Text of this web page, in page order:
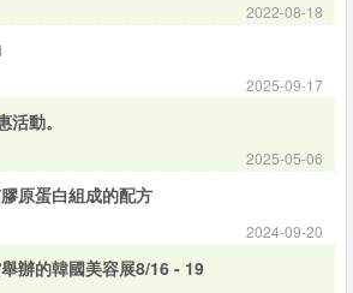
2022-08-18
2025-09-17
動。
2025-05-06
原蛋白組成的配方
2024-09-20
辦的韓國美容展8/16 - 19